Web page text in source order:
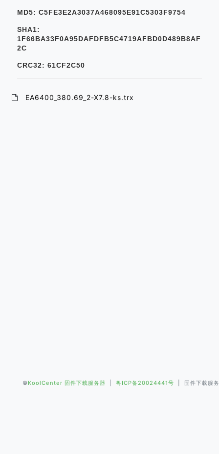
MD5: C5FE3E2A3037A468095E91C5303F9754
SHA1:
1F66BA33F0A95DAFDFB5C4719AFBD0D489B8AF
2C
CRC32: 61CF2C50
EA6400_380.69_2-X7.8-ks.trx
©KoolCenter 固件下载服务器 粤ICP备20024441号 | 固件下载服